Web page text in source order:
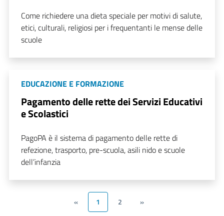
Come richiedere una dieta speciale per motivi di salute,
etici, culturali, religiosi per i frequentanti le mense delle
scuole
EDUCAZIONE E FORMAZIONE
Pagamento delle rette dei Servizi Educativi
e Scolastici
PagoPA è il sistema di pagamento delle rette di
refezione, trasporto, pre-scuola, asili nido e scuole
dell’infanzia
« 1 2 »